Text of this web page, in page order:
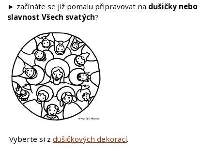
► začínáte se již pomalu připravovat na dušičky nebo
slavnost Všech svatých?
Vyberte si z dušičkových dekorací.